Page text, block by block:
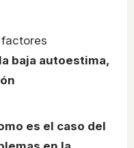
baja autoestima,
es el caso del